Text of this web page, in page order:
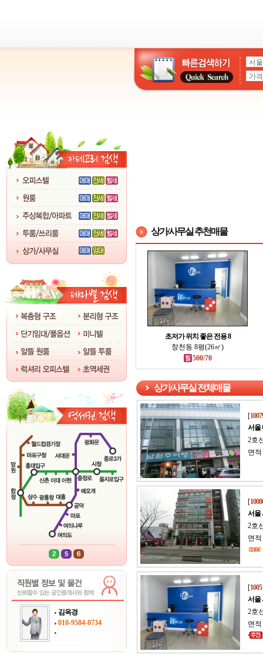
김옥경
010-9584-0734
상가/사무실 추천매물
초저가 위치 좋은 전용 8
창천동 8평(26㎡)
500/70
상가/사무실 전체매물
[
서울
2호
면
[
서울
2호
면
[
서울
2호
면